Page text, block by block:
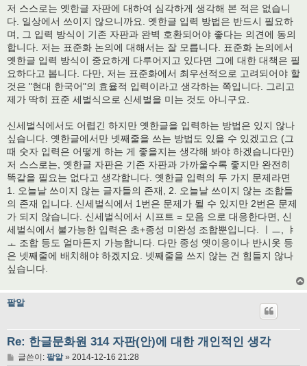
저 스스로는 옛한글 자판에 대하여 심각하게 생각해 본 적은 없습니
다. 일상에서 쓰이지 않으니까요. 옛한글 입력 방법은 반드시 필요하
며, 그 입력 방식이 기존 자판과 완벽 호환되어야 좋다는 의견에 동의
합니다. 저는 표준화 논의에 대해서는 잘 모릅니다. 표준화 논의에서
옛한글 입력 방식이 중요하게 다루어지고 있다면 그에 대한 대책은 필
요하다고 봅니다. 다만, 저는 표준화에서 최우선적으로 고려되어야 할
것은 "현대 한국어"의 효율적 입력이라고 생각하는 쪽입니다. 그리고
제가 딱히 표준 세벌식으로 신세벌을 미는 것도 아니구요.
신세벌식에서도 어렵긴 하지만 옛한글을 입력하는 방법은 있지 않나
싶습니다. 옛한글에서만 넷째줄을 쓰는 방법도 있을 수 있겠고요 (그
때 숫자 입력은 어떻게 하는 게 좋을지는 생각해 봐야 하겠습니다만)
저 스스로는, 옛한글 자판은 기존 자판과 가까울수록 좋지만 완전히
똑같을 필요는 없다고 생각합니다. 옛한글 입력의 두 가지 문제라면
1. 오늘날 쓰이지 않는 글자들의 존재, 2. 오늘날 쓰이지 않는 조합들
의 존재 입니다. 신세벌식에서 1번은 문제가 될 수 있지만 2번은 문제
가 되지 않습니다. 신세벌식에서 시프트 = 모음 으로 대응한다면, 신
세벌식에서 불가능한 입력은 초+종성 미완성 조합뿐입니다. ㅣㅡ, ㅑ
ㅗ 조합 등도 얼마든지 가능합니다. 다만 종성 옛이응이나 반시옷 등
은 넷째줄에 배치해야 하겠지요. 넷째줄을 쓰지 않는 건 힘들지 않나
싶습니다.
팥알
Re: 한글문화원 314 자판(안)에 대한 개인적인 생각
글
글쓴이: 팥알» 2014-12-16 21:28